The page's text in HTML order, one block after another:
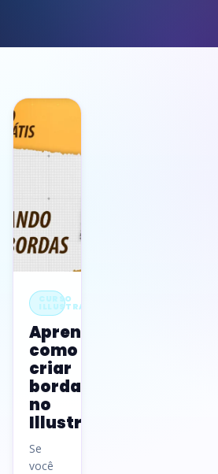
CURSO
ILLUSTRATOR
Aprenda
como
criar
bordas
no
Illustrator
Se
você